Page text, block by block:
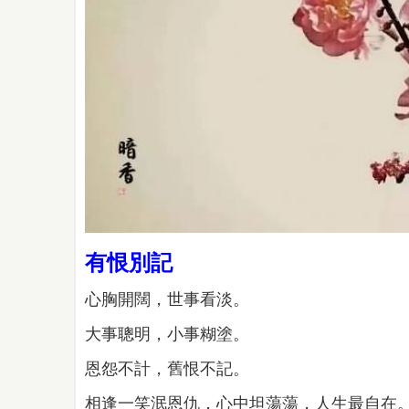
有恨別記
心胸開闊，世事看淡。
大事聰明，小事糊塗。
恩怨不計，舊恨不記。
相逢一笑泯恩仇，心中坦蕩蕩，人生最自在